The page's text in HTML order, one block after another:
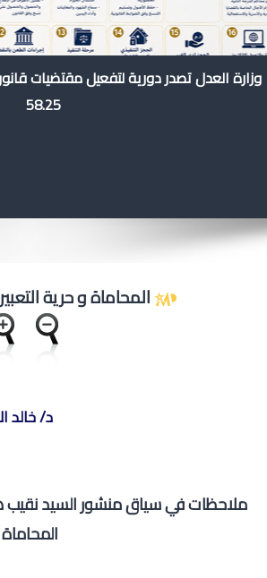
وزارة العدل تصدر دورية لتفعيل مقتضيات
58.25
المحاماة و حرية
د/ خالد
​ملاحظات في سياق منشور السيد نقيب